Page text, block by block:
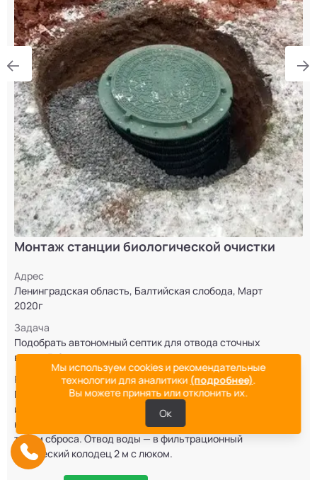
Монтаж станции биологической очистки
Адрес
Ленинградская область, Балтийская слобода, Март
2020г
Задача
Подобрать автономный септик для отвода сточных
вод на 5-6 человек.
Решение
Поскольку уровень грунтовых вод низкий
и водопоглащение почвы хорошее — выбрали
надежную автономную станцию Топас с самотёчным
типом сброса. Отвод воды — в фильтрационный
конический колодец 2 м с люком.
Мы используем cookies и рекомендательные
технологии для аналитики (подробнее).
Вы можете принять или отклонить их.
Ок